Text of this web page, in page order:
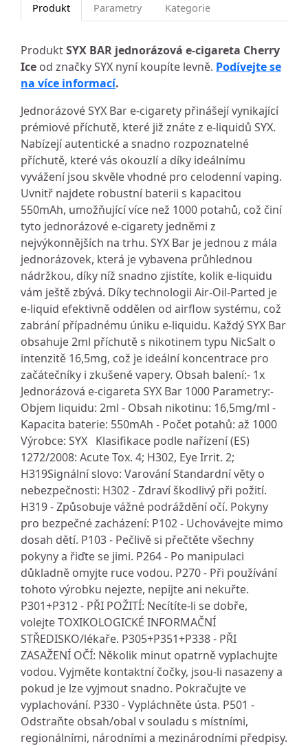
Produkt Parametry Kategorie
ProduktSYX BAR jednorázová e-cigareta Cherry
Ice od značky SYX nyní koupíte levně. Podívejte se
na více informací.
Jednorázové SYX Bar e-cigarety přinášejí vynikající
prémiové příchutě, které již znáte z e-liquidů SYX.
Nabízejí autentické a snadno rozpoznatelné
příchutě, které vás okouzlí a díky ideálnímu
vyvážení jsou skvěle vhodné pro celodenní vaping.
Uvnitř najdete robustní baterii s kapacitou
550mAh, umožňující více než 1000 potahů, což činí
tyto jednorázové e-cigarety jedněmi z
nejvýkonnějších na trhu. SYX Bar je jednou z mála
jednorázovek, která je vybavena průhlednou
nádržkou, díky níž snadno zjistíte, kolik e-liquidu
vám ještě zbývá. Díky technologii Air-Oil-Parted je
e-liquid efektivně oddělen od airflow systému, což
zabrání případnému úniku e-liquidu. Každý SYX Bar
obsahuje 2ml příchutě s nikotinem typu NicSalt o
intenzitě 16,5mg, což je ideální koncentrace pro
začátečníky i zkušené vapery. Obsah balení:- 1x
Jednorázová e-cigareta SYX Bar 1000 Parametry:-
Objem liquidu: 2ml - Obsah nikotinu: 16,5mg/ml -
Kapacita baterie: 550mAh - Počet potahů: až 1000
Výrobce: SYX Klasifikace podle nařízení (ES)
1272/2008: Acute Tox. 4; H302, Eye Irrit. 2;
H319Signální slovo: Varování Standardní věty o
nebezpečnosti: H302 - Zdraví škodlivý při požití.
H319 - Způsobuje vážné podráždění očí. Pokyny
pro bezpečné zacházení: P102 - Uchovávejte mimo
dosah dětí. P103 - Pečlivě si přečtěte všechny
pokyny a řiďte se jimi. P264 - Po manipulaci
důkladně omyjte ruce vodou. P270 - Při používání
tohoto výrobku nejezte, nepijte ani nekuřte.
P301+P312 - PŘI POŽITÍ: Necítíte-li se dobře,
volejte TOXIKOLOGICKÉ INFORMAČNÍ
STŘEDISKO/lékaře. P305+P351+P338 - PŘI
ZASAŽENÍ OČÍ: Několik minut opatrně vyplachujte
vodou. Vyjměte kontaktní čočky, jsou-li nasazeny a
pokud je lze vyjmout snadno. Pokračujte ve
vyplachování. P330 - Vypláchněte ústa. P501 -
Odstraňte obsah/obal v souladu s místními,
regionálními, národními a mezinárodními předpisy.